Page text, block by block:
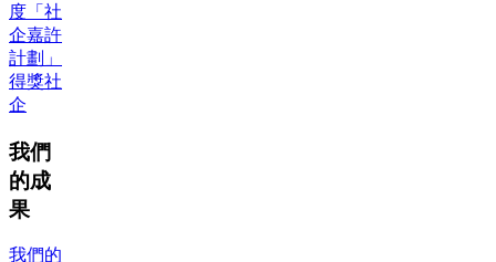
度「社
企嘉許
計劃」
得獎社
企
我們
的成
果
我們的